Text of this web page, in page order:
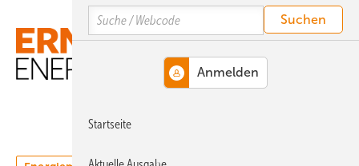
Hauptinhalt
Hauptmenü
SiteSearch
Search
Startseite